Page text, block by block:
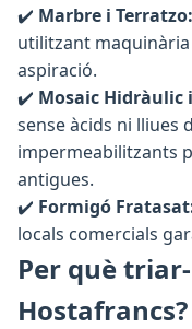
✔️ Marbre i Terratzo:
utilitzant
aspiració.
✔️ Mosaic Hidràulic
sense àcids ni lliues
impermeabilitzants
antigues.
✔️ Formigó
locals comercials
Per què
Hostafrancs?